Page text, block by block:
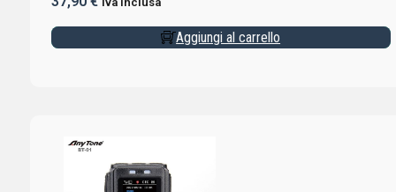
Aggiungi al carrello